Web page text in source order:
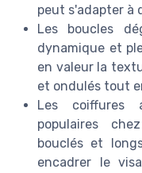
peut s'adapter à
Les boucles
dynamique et
en valeur la
et ondulés tout
Les coiffures
populaires
bouclés et
encadrer le